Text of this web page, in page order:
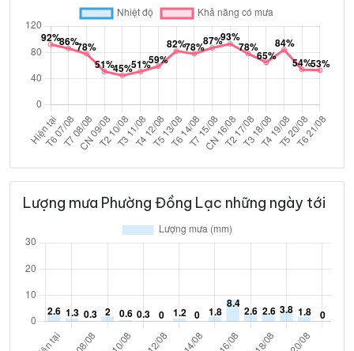
Lượng mưa Phường Đồng Lạc những ngày tới